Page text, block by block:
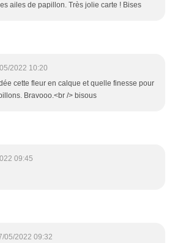
ailes de papillon. Très jolie carte ! Bises
2022 10:20
cette fleur en calque et quelle finesse pour
Bravooo.<br /> bisous
09:45
05/2022 09:32